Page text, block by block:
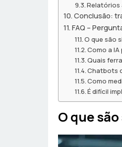
Conclusão:
FAQ –
O que são
Como a
Quais
Chatbots
Como
É difícil
O que